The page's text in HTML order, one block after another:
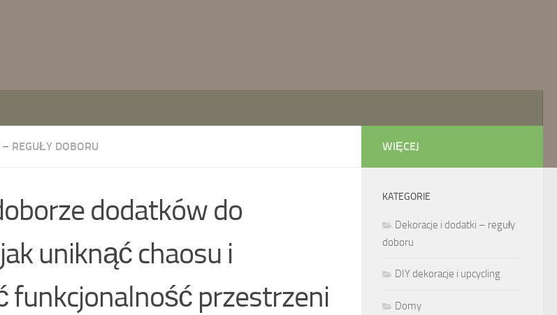
– REGUŁY DOBORU
dodatków do
uniknąć chaosu i
funkcjonalność przestrzeni
WIĘCEJ
KATEGORIE
Dekoracje i dodatki – reguły
doboru
DIY dekoracje i upcycling
Domy